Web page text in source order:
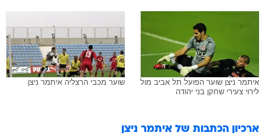
איתמר ניצן שוער הפועל תל אביב מול
לירוי צעירי שחקן בני יהודה
שוער מכבי הרצליה איתמר ניצן
ארכיון הכתבות של איתמר ניצן